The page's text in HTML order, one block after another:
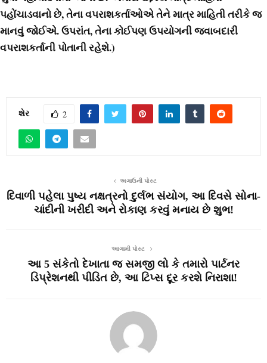
પહોંચાડવાનો છે, તેના વપરાશકર્તાઓએ તેને માત્ર માહિતી તરીકે જ
માનવું જોઈએ. ઉપરાંત, તેના કોઈપણ ઉપયોગની જવાબદારી
વપરાશકર્તાની પોતાની રહેશે.)
શેર 2
અગાઉની પોસ્ટ
દિવાળી પહેલા પુષ્ય નક્ષત્રનો દુર્લભ સંયોગ, આ દિવસે સોના-
ચાંદીની ખરીદી અને રોકાણ કરવું મનાય છે શુભ!
આગામી પોસ્ટ
આ 5 સંકેતો દેખાતા જ સમજી લો કે તમારો પાર્ટનર
ડિપ્રેશનથી પીડિત છે, આ ટિપ્સ દૂર કરશે નિરાશા!